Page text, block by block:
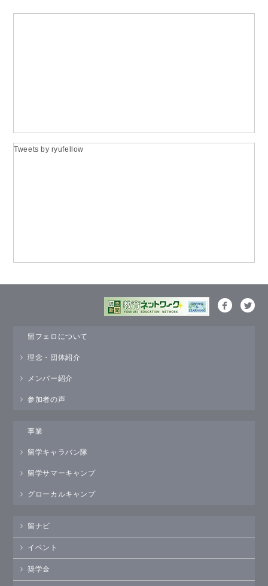
Tweets by ryufellow
留フェロについて
理念・団体紹介
メンバー紹介
参加者の声
事業
留学キャラバン隊
留学サマーキャンプ
グローカルキャンプ
留ナビ
イベント
奨学金